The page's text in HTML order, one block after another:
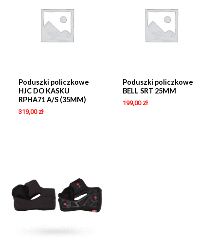
Poduszki policzkowe
HJC DO KASKU
RPHA71 A/S (35MM)
319,00 zł
Poduszki policzkowe
BELL SRT 25MM
199,00 zł